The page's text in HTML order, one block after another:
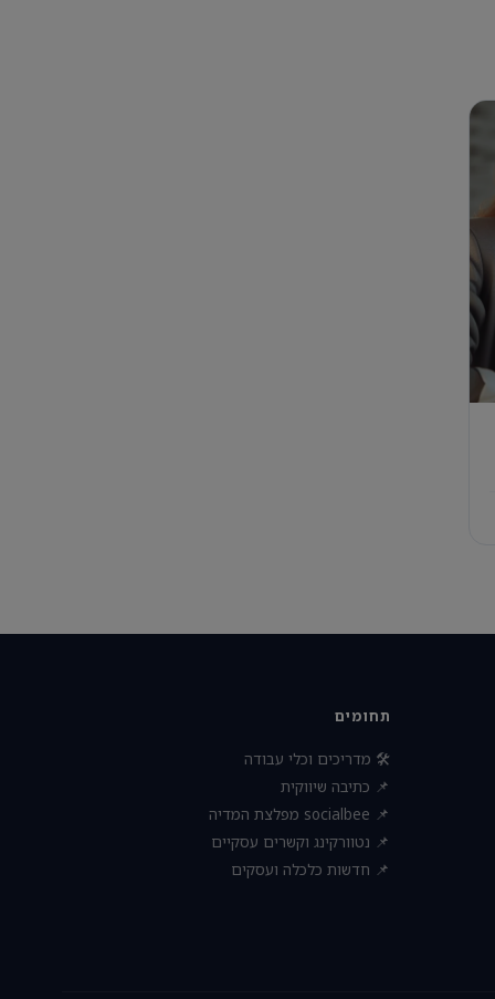
תחומים
🛠 מדריכים וכלי עבודה
📌 כתיבה שיווקית
📌 socialbee מפלצת המדיה
📌 נטוורקינג וקשרים עסקיים
📌 חדשות כלכלה ועסקים